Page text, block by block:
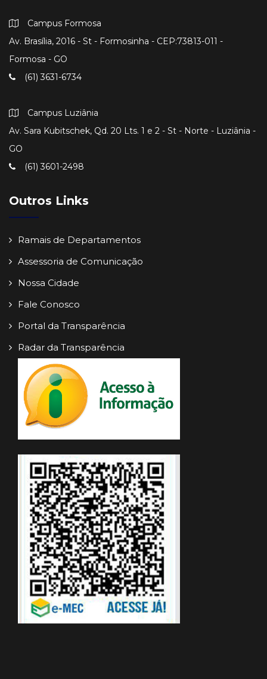
Campus Formosa
Av. Brasília, 2016 - St - Formosinha - CEP:73813-011 -
Formosa - GO
(61) 3631-6734
Campus Luziânia
Av. Sara Kubitschek, Qd. 20 Lts. 1 e 2 - St - Norte - Luziânia -
GO
(61) 3601-2498
Outros Links
Ramais de Departamentos
Assessoria de Comunicação
Nossa Cidade
Fale Conosco
Portal da Transparência
Radar da Transparência